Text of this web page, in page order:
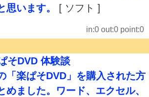
思います。
[ ソフト ]
in:0 out:0 point:0
そDVD 体験談
「楽ぱそDVD」を購入された方
めました。ワード、エクセル、